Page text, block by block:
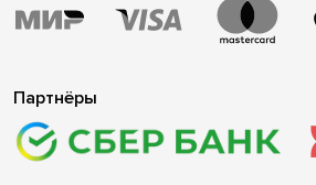
Партнёры